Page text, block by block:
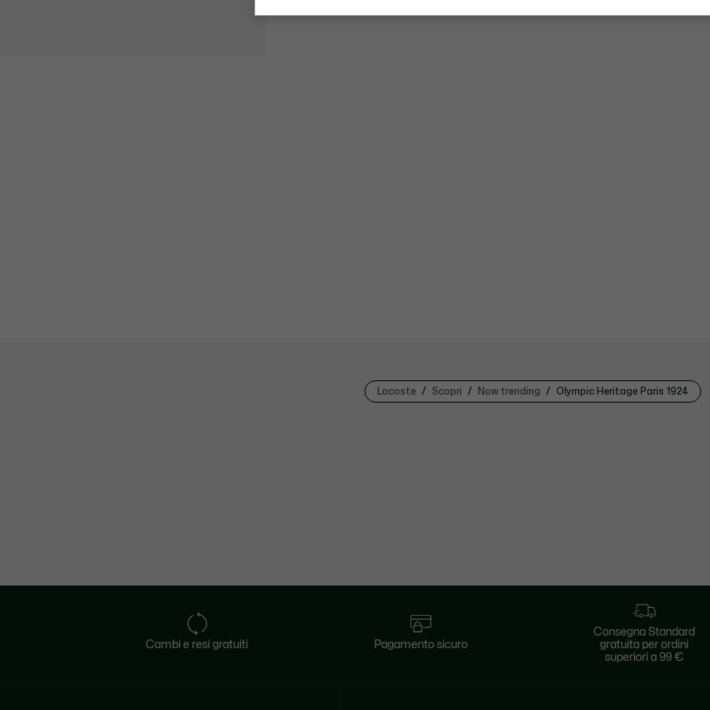
Lacoste Scopri Now trending Olympic Heritage Paris 1924
Cambi e resi gratuiti Pagamento sicuro
Consegna Standard
gratuita per ordini
superiori a 99 €